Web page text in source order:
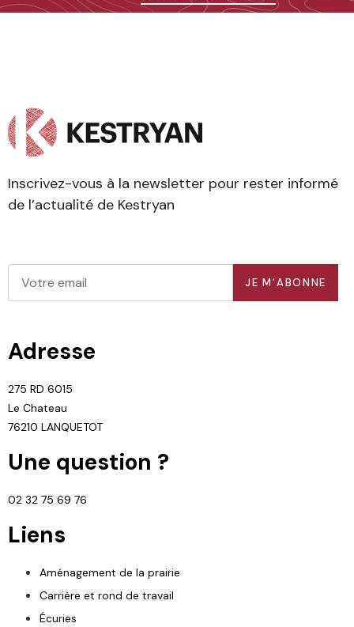
Inscrivez-vous à la newsletter pour rester informé
de l’actualité de Kestryan
JE M’ABONNE
Adresse
275 RD 6015
Le Chateau
76210 LANQUETOT
Une question ?
02 32 75 69 76
Liens
Aménagement de la prairie
Carrière et rond de travail
Écuries